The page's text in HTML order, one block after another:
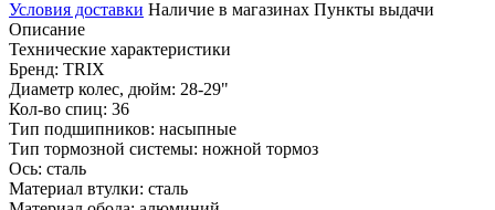
Условия доставки Наличие в магазинах Пункты выдачи
Описание
Технические характеристики
Бренд: TRIX
Диаметр колес, дюйм: 28-29"
Кол-во спиц: 36
Тип подшипников: насыпные
Тип тормозной системы: ножной тормоз
Ось: сталь
Материал втулки: сталь